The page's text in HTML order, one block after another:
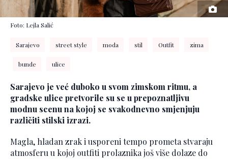
Foto: Lejla Salić
Sarajevo street style moda stil Outfit zima
bunde ulice
Sarajevo je već duboko u svom zimskom ritmu, a
gradske ulice pretvorile su se u prepoznatljivu
modnu scenu na kojoj se svakodnevno smjenjuju
različiti stilski izrazi.
Magla, hladan zrak i usporeni tempo prometa stvaraju
atmosferu u kojoj outfiti prolaznika još više dolaze do